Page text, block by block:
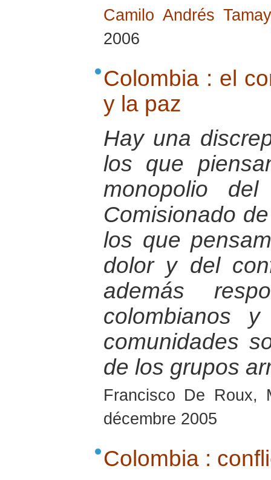
Camilo Andrés
2006
Colombia : el
y la paz
Hay una
los que
monopolio
Comisionado
los que
dolor y del
además
colombianos
comunidades
de los grupos
Francisco De Roux,
décembre 2005
Colombia :